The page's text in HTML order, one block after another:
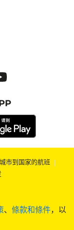
、 條款和條件，以
城市到国家的航班 |